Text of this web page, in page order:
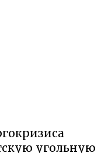
угольную